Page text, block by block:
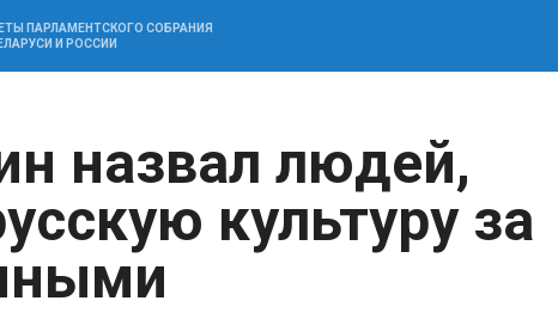
ПАРЛАМЕНТСКОГО СОБРАНИЯ
И РОССИИ
назвал людей,
культуру за